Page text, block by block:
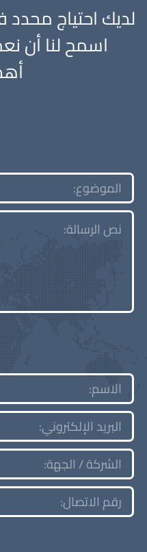
لديك احتياج
اسمح لنا أن